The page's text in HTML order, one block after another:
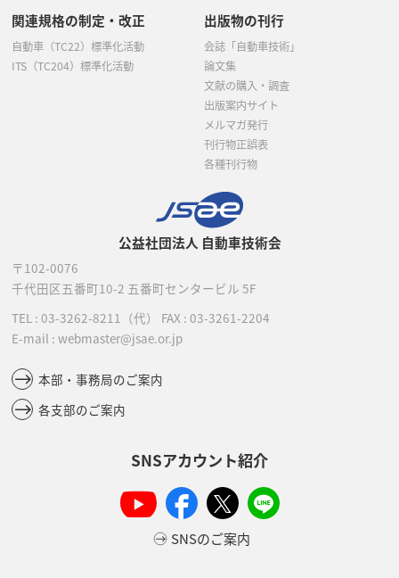
公益社団法人 自動車技術会
〒102-0076
千代田区五番町10-2 五番町センタービル 5F
TEL : 03-3262-8211 （代） FAX : 03-3261-2204
E-mail : webmaster@jsae.or.jp
本部・事務局のご案内
各支部のご案内
SNSアカウント紹介
SNSのご案内
関連規格の制定・改正
自動車（TC22）標準化活動
ITS（TC204）標準化活動
出版物の刊行
会誌「自動車技術」
論文集
文献の購入・調査
出版案内サイト
メルマガ発行
刊行物正誤表
各種刊行物